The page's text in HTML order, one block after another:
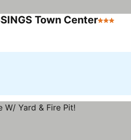
Town Center3 Stjärnor